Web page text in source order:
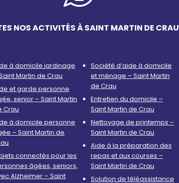
NOS ACTIVITÉS À SAINT MARTIN DE CRAU
à domicile jardinage
Martin de Crau
et garde personne
senior – Saint Martin
Crau
à domicile personne
– Saint Martin de
connectés pour les
âgées, seniors,
Alzheimer – Saint
Société d’aide à domicile
et ménage – Saint Martin
de Crau
Entretien du domicile –
Saint Martin de Crau
Nettoyage de printemps –
Saint Martin de Crau
Aide à la préparation des
repas et aux courses –
Saint Martin de Crau
Solution de téléassistance